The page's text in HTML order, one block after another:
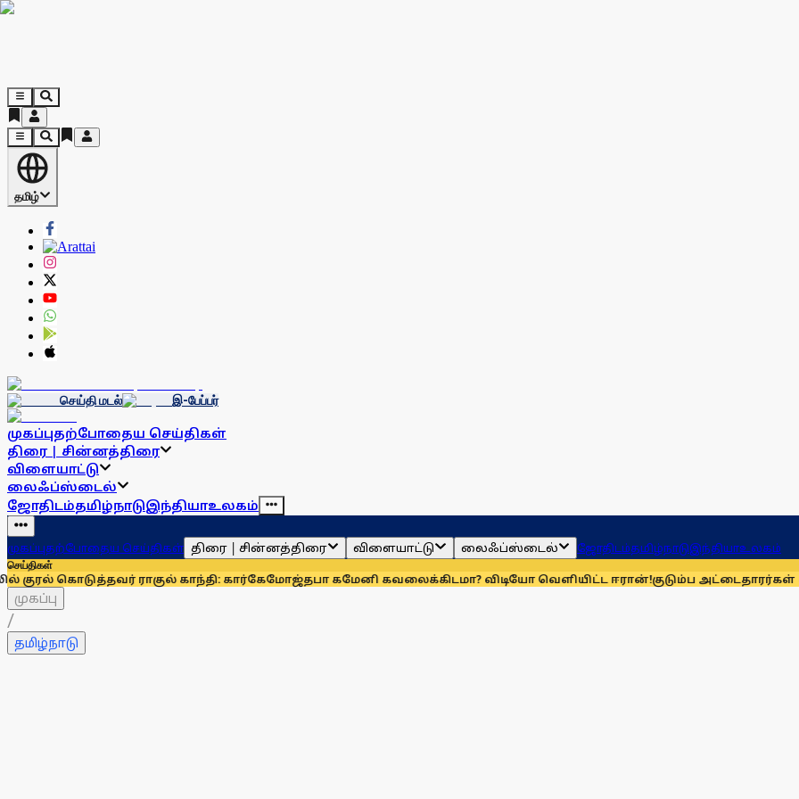
தமிழ்
செய்தி மடல் இ-பேப்பர்
முகப்புதற்போதைய செய்திகள்
திரை | சின்னத்திரை
விளையாட்டு
லைஃப்ஸ்டைல்
ஜோதிடம்தமிழ்நாடுஇந்தியாஉலகம்
முகப்புதற்போதைய செய்திகள் திரை | சின்னத்திரை விளையாட்டு லைஃப்ஸ்டைல் ஜோதிடம்தமிழ்நாடுஇந்தியாஉலகம்
செய்திகள்
ராகுல் காந்தி: கார்கேமோஜ்தபா கமேனி கவலைக்கிடமா? விடியோ வெளியிட்ட ஈரான்!குடும்ப அட்டைதாரர்கள் விரல்ரேகை
முகப்பு
/
தமிழ்நாடு